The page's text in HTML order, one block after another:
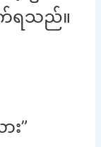
ရသည်။
း”